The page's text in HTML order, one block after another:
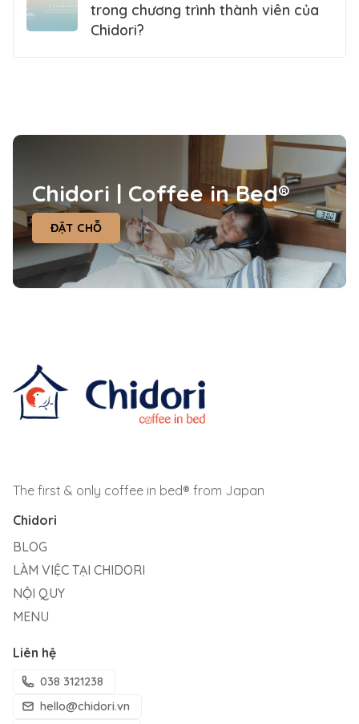
trong chương trình thành viên của
Chidori?
Chidori | Coffee in Bed®
ĐẶT CHỖ
The first & only coffee in bed® from Japan
Chidori
BLOG
LÀM VIỆC TẠI CHIDORI
NỘI QUY
MENU
Liên hệ
038 3121238
hello@chidori.vn